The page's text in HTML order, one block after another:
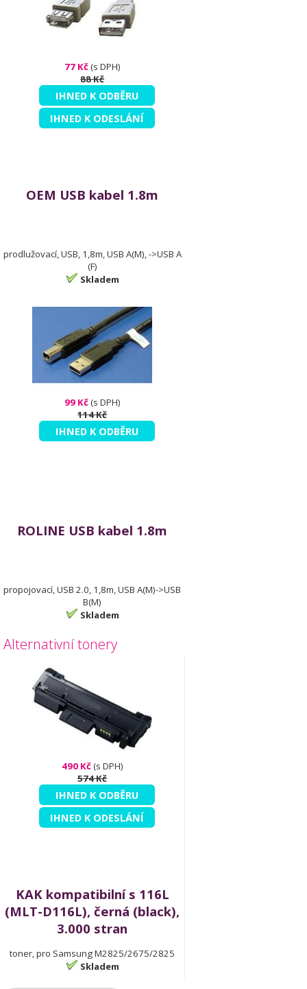
77 Kč(s DPH)
88 Kč
IHNED K ODBĚRU
IHNED K ODESLÁNÍ
OEM USB kabel 1.8m
prodlužovací, USB, 1,8m, USB A(M), ->USB A
(F)
Skladem
99 Kč(s DPH)
114 Kč
IHNED K ODBĚRU
ROLINE USB kabel 1.8m
propojovací, USB 2.0, 1,8m, USB A(M)->USB
B(M)
Skladem
Alternativní tonery
490 Kč(s DPH)
574 Kč
IHNED K ODBĚRU
IHNED K ODESLÁNÍ
KAK kompatibilní s 116L
(MLT-D116L), černá (black),
3.000 stran
toner, pro Samsung M2825/2675/2825
Skladem